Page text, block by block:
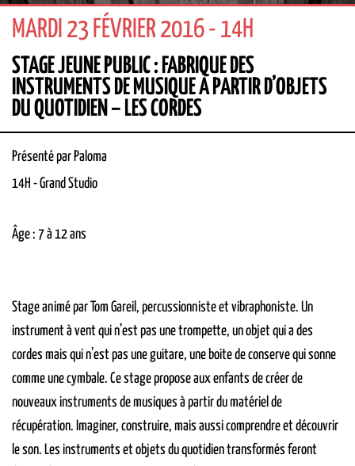
MARDI 23 FÉVRIER 2016 - 14H
STAGE JEUNE PUBLIC : FABRIQUE DES
INSTRUMENTS DE MUSIQUE À PARTIR D’OBJETS
DU QUOTIDIEN – LES CORDES
Présenté par Paloma
14H -Grand Studio
Âge : 7 à 12 ans
Stage animé par Tom Gareil, percussionniste et vibraphoniste. Un
instrument à vent qui n’est pas une trompette, un objet qui a des
cordes mais qui n’est pas une guitare, une boite de conserve qui sonne
comme une cymbale. Ce stage propose aux enfants de créer de
nouveaux instruments de musiques à partir du matériel de
récupération. Imaginer, construire, mais aussi comprendre et découvrir
le son. Les instruments et objets du quotidien transformés feront